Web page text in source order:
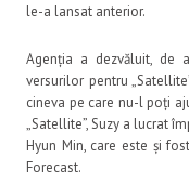
le-a lansat anterior.
Agenția a dezvăluit, de
versurilor pentru
cineva pe care nu-l poți
„Satellite”, Suzy a lucrat
Hyun Min, care este și
Forecast.